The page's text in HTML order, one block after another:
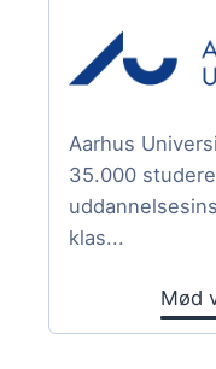
Aarhus
35.000
klas...
Mød